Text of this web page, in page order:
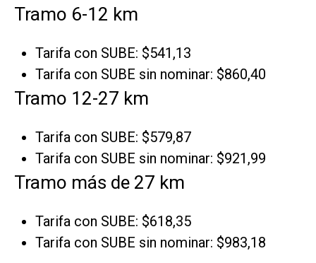
Tramo 6-12 km
Tarifa con SUBE: $541,13
Tarifa con SUBE sin nominar: $860,40
Tramo 12-27 km
Tarifa con SUBE: $579,87
Tarifa con SUBE sin nominar: $921,99
Tramo más de 27 km
Tarifa con SUBE: $618,35
Tarifa con SUBE sin nominar: $983,18